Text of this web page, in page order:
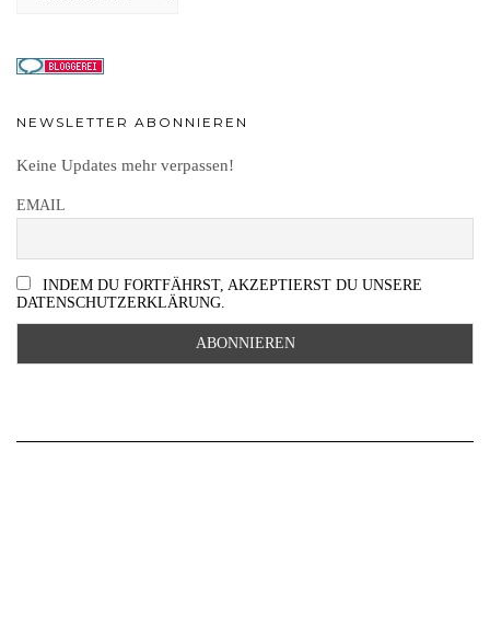
NEWSLETTER ABONNIEREN
Keine Updates mehr verpassen!
EMAIL
INDEM DU FORTFÄHRST, AKZEPTIERST DU UNSERE
DATENSCHUTZERKLÄRUNG.